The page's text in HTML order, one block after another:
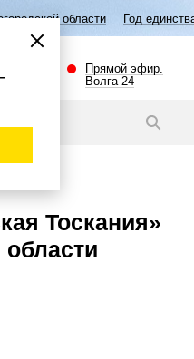
Год единства народов
Прямой эфир.
Волга 24
Тоскания»